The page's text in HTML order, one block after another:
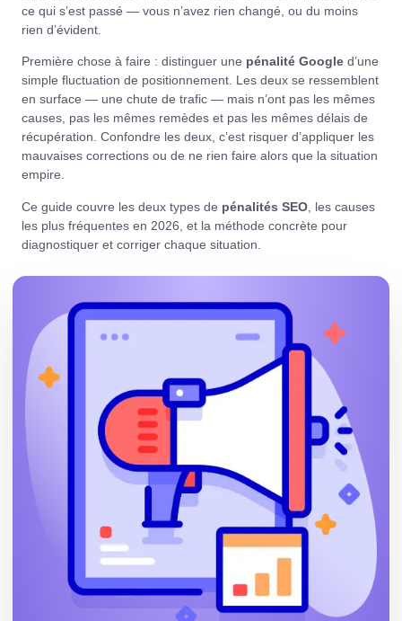
ce qui s’est passé — vous n’avez rien changé, ou du moins
rien d’évident.
Première chose à faire : distinguer une pénalité Google d’une
simple fluctuation de positionnement. Les deux se ressemblent
en surface — une chute de trafic — mais n’ont pas les mêmes
causes, pas les mêmes remèdes et pas les mêmes délais de
récupération. Confondre les deux, c’est risquer d’appliquer les
mauvaises corrections ou de ne rien faire alors que la situation
empire.
Ce guide couvre les deux types de pénalités SEO les causes
les plus fréquentes en 2026, et la méthode concrète pour
diagnostiquer et corriger chaque situation.